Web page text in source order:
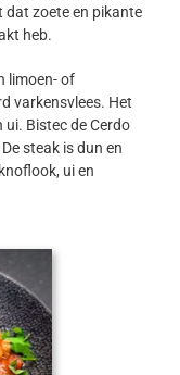
dat zoete en pikante
heb.
limoen- of
varkensvlees. Het
Bistec de Cerdo
steak is dun en
ui en